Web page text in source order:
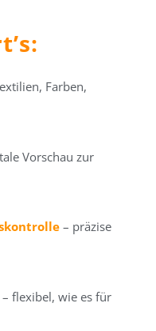
Farben,
Vorschau zur
– präzise
– flexibel, wie es für